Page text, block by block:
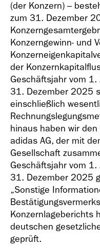
2019
2018
(der Konzern) –
zum 31. Dezember
Konzerngewinn- und
der
Geschäftsjahr vom 1.
31. Dezember 2025
einschließlich
hinaus haben wir
adidas AG, der mit
Gesellschaft
Geschäftsjahr vom 1.
31. Dezember 2025
„Sonstige
Konzernlageberichts
deutschen
geprüft.